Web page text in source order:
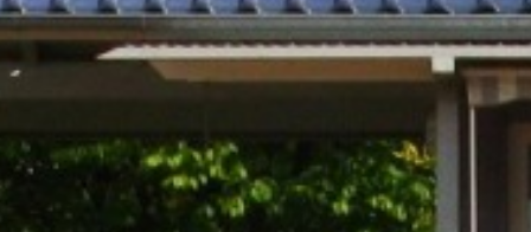
Vorstandschaft
Saison 2025